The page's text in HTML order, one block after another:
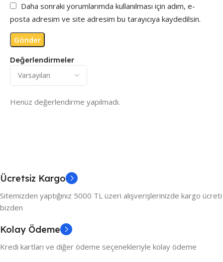
Değerlendirmeler
Henüz değerlendirme yapılmadı.
Daha sonraki yorumlarımda kullanılması için adım, e-
posta adresim ve site adresim bu tarayıcıya kaydedilsin.
Ücretsiz Kargo
Sitemizden yaptığınız 5000 TL üzeri alışverişlerinizde kargo ücreti
bizden
Kolay Ödeme
Kredi kartları ve diğer ödeme seçenekleriyle kolay ödeme